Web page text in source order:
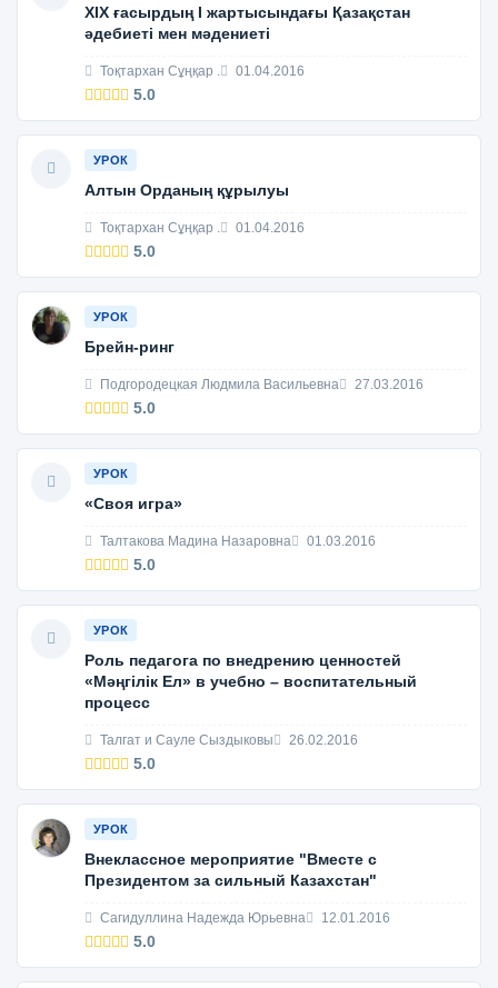
XIX ғасырдың I жартысындағы Қазақстан
әдебиеті мен мәдениеті
Тоқтархан Сұңқар . 01.04.2016
5.0
УРОК
Алтын Орданың құрылуы
Тоқтархан Сұңқар . 01.04.2016
5.0
УРОК
Брейн-ринг
Подгородецкая Людмила Васильевна 27.03.2016
5.0
УРОК
«Своя игра»
Талтакова Мадина Назаровна 01.03.2016
5.0
УРОК
Роль педагога по внедрению ценностей
«Мәңгілік Ел» в учебно – воспитательный
процесс
Талгат и Сауле Сыздыковы 26.02.2016
5.0
УРОК
Внеклассное мероприятие "Вместе с
Президентом за сильный Казахстан"
Сагидуллина Надежда Юрьевна 12.01.2016
5.0